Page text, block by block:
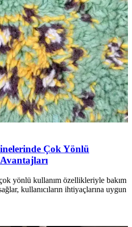
Çok Yönlü
yönlü kullanım özellikleriyle bakım
kullanıcıların ihtiyaçlarına uygun